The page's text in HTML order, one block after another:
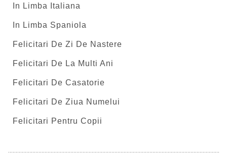
In Limba Italiana
In Limba Spaniola
Felicitari De Zi De Nastere
Felicitari De La Multi Ani
Felicitari De Casatorie
Felicitari De Ziua Numelui
Felicitari Pentru Copii